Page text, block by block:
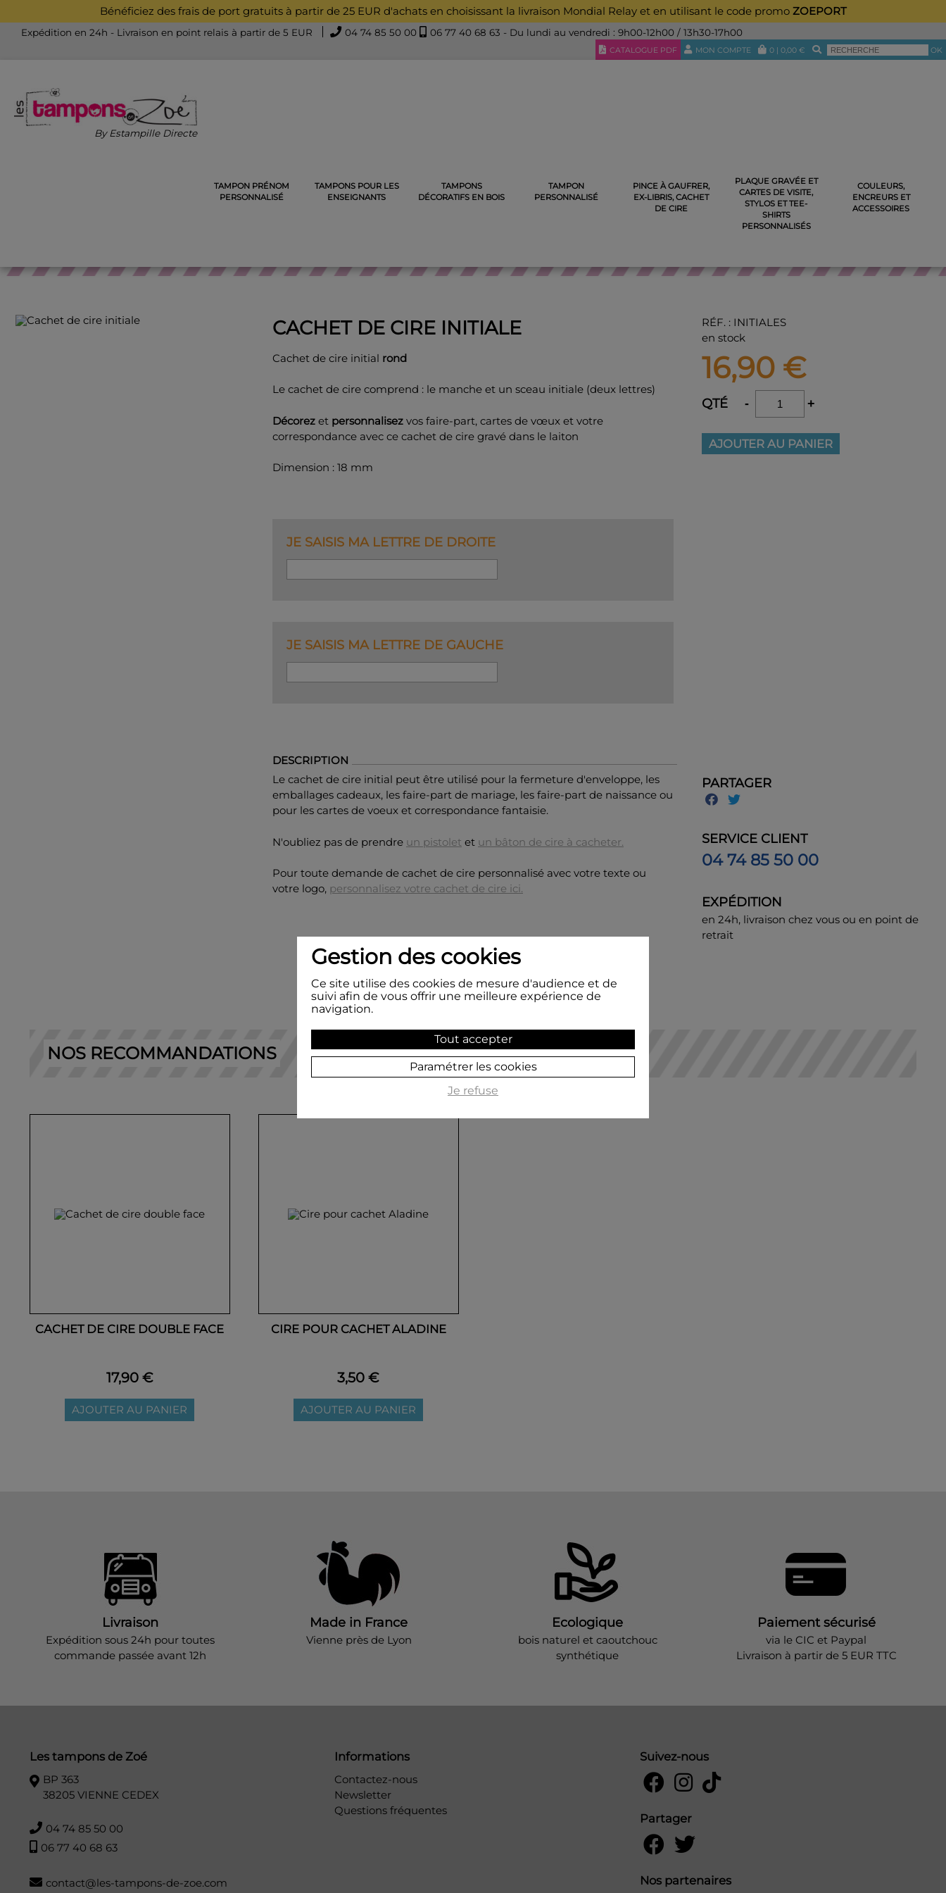
Bénéficiez des frais de port gratuits à partir de 25 EUR d'achats en choisissant la livraison Mondial Relay et en utilisant le code promo ZOEPORT
Expédition en 24h - Livraison en point relais à partir de 5 EUR 04 74 85 50 00 06 77 40 68 63 - Du lundi au vendredi : 9h00-12h00 / 13h30-17h00
CATALOGUE PDF MON COMPTE 0 | 0,00 € OK
By Estampille Directe
TAMPON PRÉNOM
PERSONNALISÉ
TAMPONS POUR LES
ENSEIGNANTS
TAMPONS
DÉCORATIFS EN BOIS
TAMPON
PERSONNALISÉ
PINCE À GAUFRER,
EX-LIBRIS, CACHET
DE CIRE
PLAQUE GRAVÉE ET
CARTES DE VISITE,
STYLOS ET TEE-
SHIRTS
PERSONNALISÉS
COULEURS,
ENCREURS ET
ACCESSOIRES
PINCE À GAUFRER, EX-LIBRIS, CACHET DE CIRE CACHET DE CIRE CACHET DE CIRE INITIALE
CACHET DE CIRE INITIALE
Cachet de cire initial rond
Le cachet de cire comprend : le manche et un sceau initiale (deux lettres)
Décorez et personnalisez vos faire-part, cartes de vœux et votre
correspondance avec ce cachet de cire gravé dans le laiton
Dimension : 18 mm
JE SAISIS MA LETTRE DE DROITE
JE SAISIS MA LETTRE DE GAUCHE
RÉF. : INITIALES
en stock
16,90 €
QTÉ - +
AJOUTER AU PANIER
DESCRIPTION
Le cachet de cire initial peut être utilisé pour la fermeture d'enveloppe, les
emballages cadeaux, les faire-part de mariage, les faire-part de naissance ou
pour les cartes de voeux et correspondance fantaisie.
N'oubliez pas de prendre un pistolet et un bâton de cire à cacheter.
Pour toute demande de cachet de cire personnalisé avec votre texte ou
votre logo, personnalisez votre cachet de cire ici.
PARTAGER
SERVICE CLIENT
04 74 85 50 00
EXPÉDITION
en 24h, livraison chez vous ou en point de
retrait
NOS RECOMMANDATIONS
CACHET DE CIRE DOUBLE FACE
17,90 €
AJOUTER AU PANIER
CIRE POUR CACHET ALADINE
3,50 €
AJOUTER AU PANIER
Livraison
Expédition sous 24h pour toutes
commande passée avant 12h
Made in France
Vienne près de Lyon
Ecologique
bois naturel et caoutchouc
synthétique
Paiement sécurisé
via le CIC et Paypal
Livraison à partir de 5 EUR TTC
Les tampons de Zoé
BP 363
38205 VIENNE CEDEX
04 74 85 50 00
06 77 40 68 63
contact@les-tampons-de-zoe.com
Informations
Contactez-nous
Newsletter
Questions fréquentes
Suivez-nous
Partager
Nos partenaires
Gestion des cookies
Ce site utilise des cookies de mesure d'audience et de
suivi afin de vous offrir une meilleure expérience de
navigation.
Tout accepter
Paramétrer les cookies
Je refuse